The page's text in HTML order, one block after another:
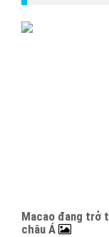
Macao đang trở
châu Á